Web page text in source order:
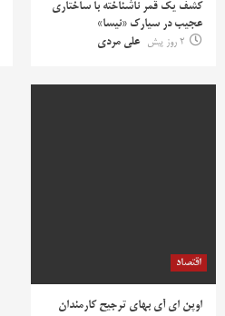
کشف یک قمر ناشناخته با ساختاری
عجیب در سیارک «نیسا»
2 روز پیش
علی مردی
اقتصاد
اوپن ای آی بهای ترجیح کارمندان